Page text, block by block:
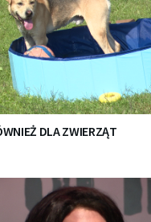
DLA ZWIERZĄT